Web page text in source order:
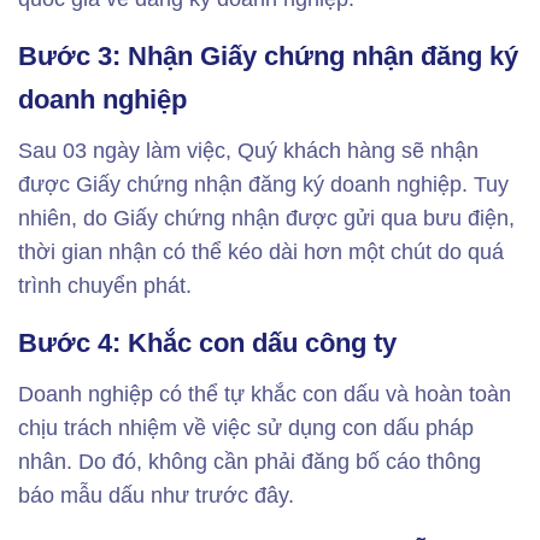
Bước 3: Nhận Giấy chứng nhận đăng ký
doanh nghiệp
Sau 03 ngày làm việc, Quý khách hàng sẽ nhận
được Giấy chứng nhận đăng ký doanh nghiệp. Tuy
nhiên, do Giấy chứng nhận được gửi qua bưu điện,
thời gian nhận có thể kéo dài hơn một chút do quá
trình chuyển phát.
Bước 4: Khắc con dấu công ty
Doanh nghiệp có thể tự khắc con dấu và hoàn toàn
chịu trách nhiệm về việc sử dụng con dấu pháp
nhân. Do đó, không cần phải đăng bố cáo thông
báo mẫu dấu như trước đây.